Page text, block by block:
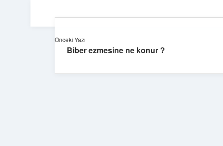
Önceki Yazı
Biber ezmesine ne konur ?